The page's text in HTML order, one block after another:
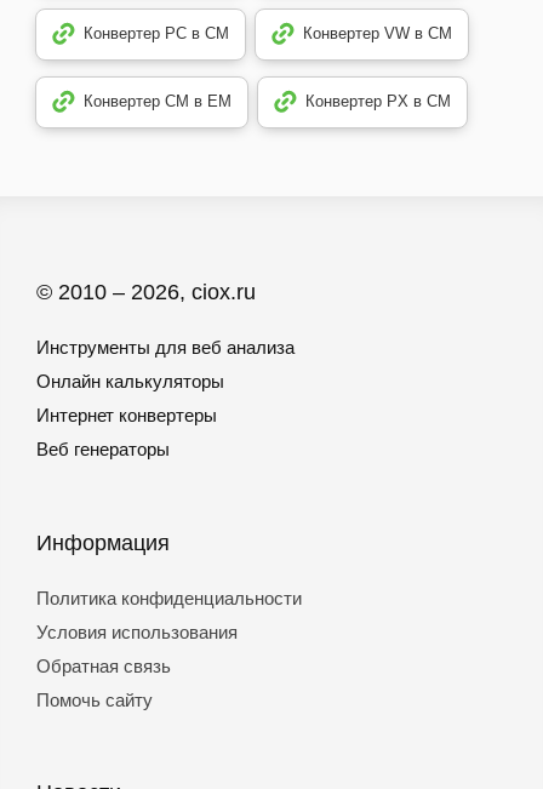
Конвертер PC в CM Конвертер VW в CM
Конвертер CM в EM Конвертер PX в CM
© 2010 – 2026, ciox.ru
Инструменты для веб анализа
Онлайн калькуляторы
Интернет конвертеры
Веб генераторы
Информация
Политика конфиденциальности
Условия использования
Обратная связь
Помочь сайту